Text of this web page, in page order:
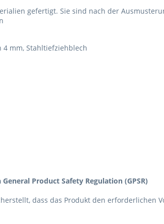
gefertigt. Sie sind nach der
4 mm, Stahltiefziehblech
Product Safety Regulation (GPSR)
dass das Produkt den erforderlichen